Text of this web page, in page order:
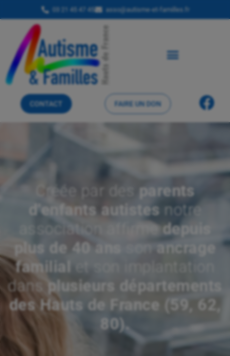
03 21 45 47 45 asso@autisme-et-familles.fr
CONTACT FAIRE UN DON
Créée par des parents
d’enfants autistes notre
association affirmedepuis
plus de 40 ans
ancrage
familial
dans
plusieurs départements
des Hauts de France (59, 62,
80).